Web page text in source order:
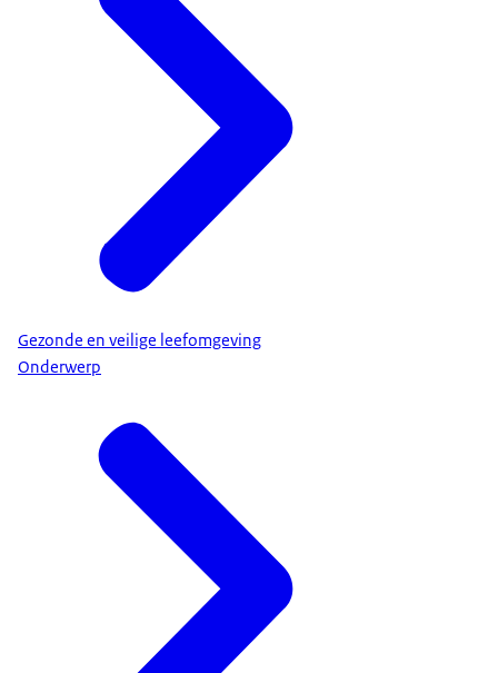
Gezonde en veilige leefomgeving
Onderwerp